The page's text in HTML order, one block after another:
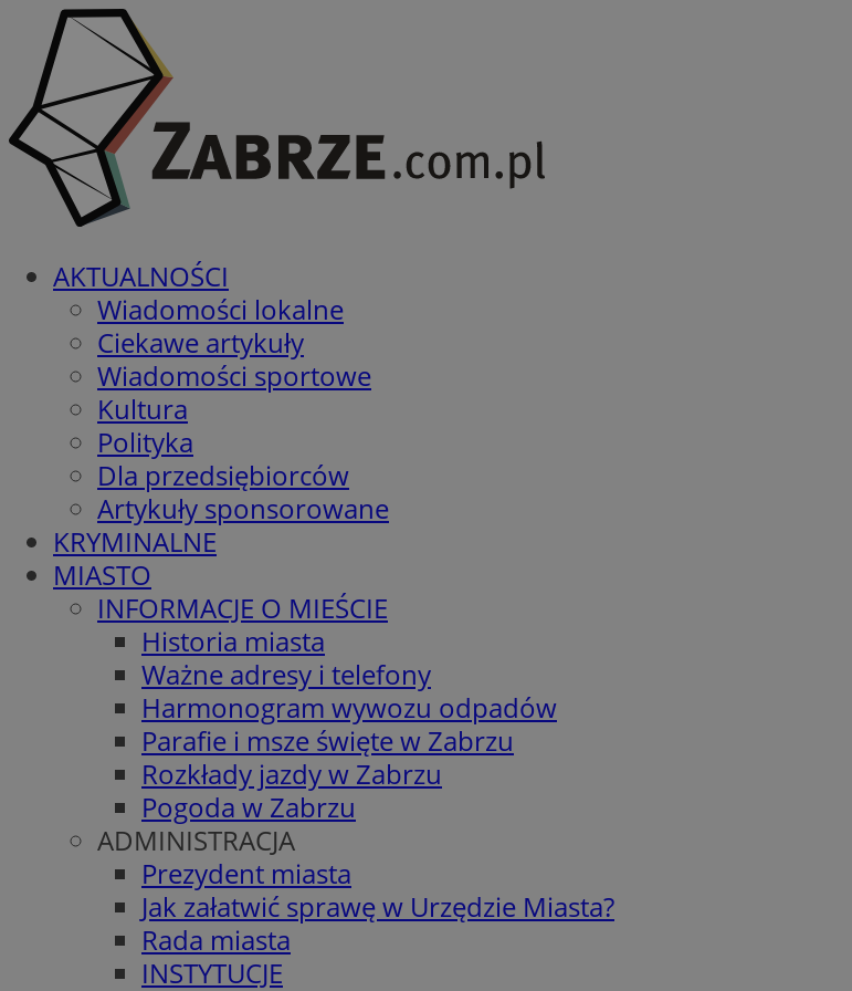
AKTUALNOŚCI
Wiadomości lokalne
Ciekawe artykuły
Wiadomości sportowe
Kultura
Polityka
Dla przedsiębiorców
Artykuły sponsorowane
KRYMINALNE
MIASTO
INFORMACJE O MIEŚCIE
Historia miasta
Ważne adresy i telefony
Harmonogram wywozu odpadów
Parafie i msze święte w Zabrzu
Rozkłady jazdy w Zabrzu
Pogoda w Zabrzu
ADMINISTRACJA
Prezydent miasta
Jak załatwić sprawę w Urzędzie Miasta?
Rada miasta
INSTYTUCJE